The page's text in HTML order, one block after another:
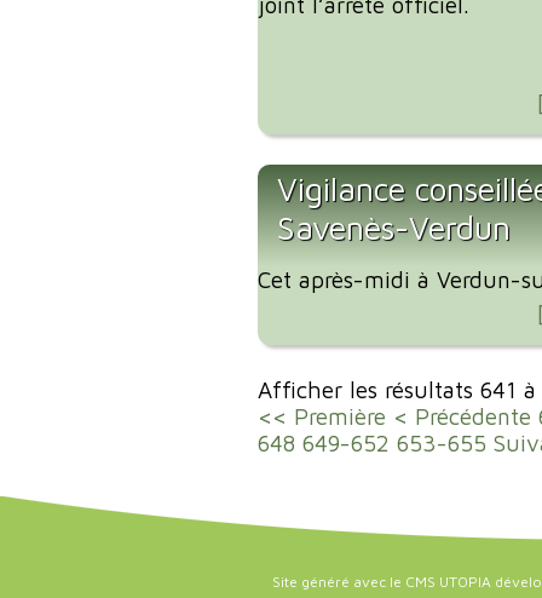
Vigilance
Savenès-Verdun
Cet après-midi à Verdun-
Afficher les résultats 641
<< Première < Précédente
648 649-652 653-655
Site généré avec le CMS UTOPIA